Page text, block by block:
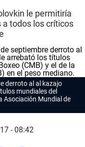
le permitiría
todos los críticos
derroto al al kazajo
mundiales del
Asociación Mundial de
- 08:42